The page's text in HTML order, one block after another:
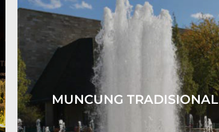
MUNCUNG TRADISIONAL